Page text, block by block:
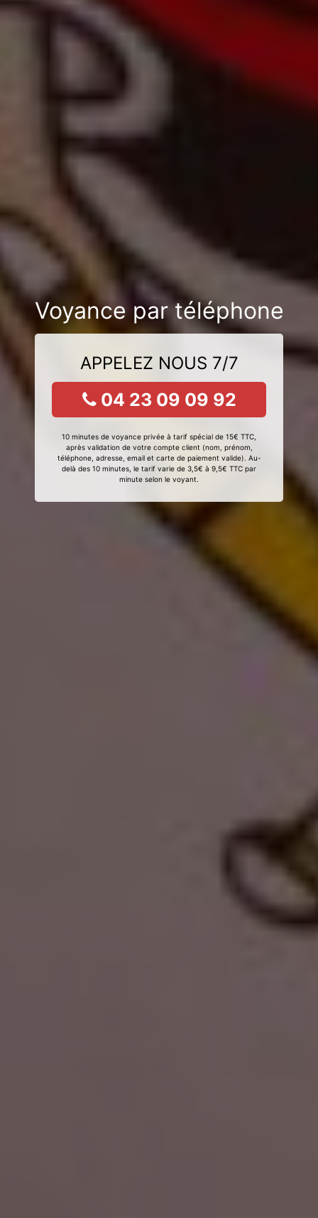
Voyance par téléphone
APPELEZ NOUS 7/7
04 23 09 09 92
10 minutes de voyance privée à tarif spécial de 15€ TTC,
après validation de votre compte client (nom, prénom,
téléphone, adresse, email et carte de paiement valide). Au-
delà des 10 minutes, le tarif varie de 3,5€ à 9,5€ TTC par
minute selon le voyant.